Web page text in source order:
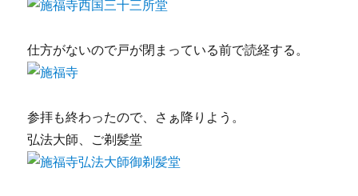
仕方がないので戸が閉まっている前で読経する。
参拝も終わったので、さぁ降りよう。
弘法大師、ご剃髪堂